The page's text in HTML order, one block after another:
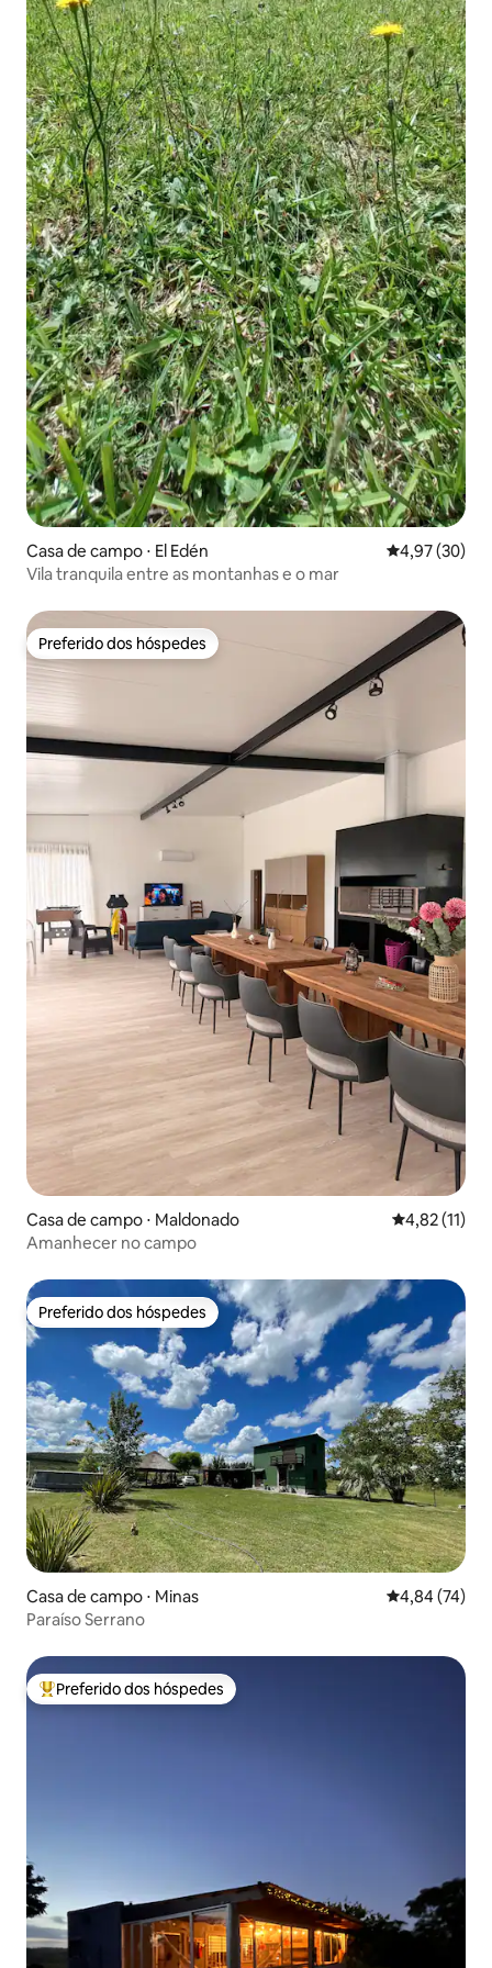
Casa de campo ⋅ El Edén 4,97 de uma
4,97 (30)
Vila tranquila entre as montanhas e o mar
Preferido dos hóspedes
Preferido dos hóspedes
Casa de campo ⋅ Maldonado 4,82 de uma
4,82 (11)
Amanhecer no campo
Preferido dos hóspedes
Preferido dos hóspedes
Casa de campo ⋅ Minas 4,84 de uma
4,84 (74)
Paraíso Serrano
Entre os melhores preferidos dos hóspedes
Preferido dos hóspedes